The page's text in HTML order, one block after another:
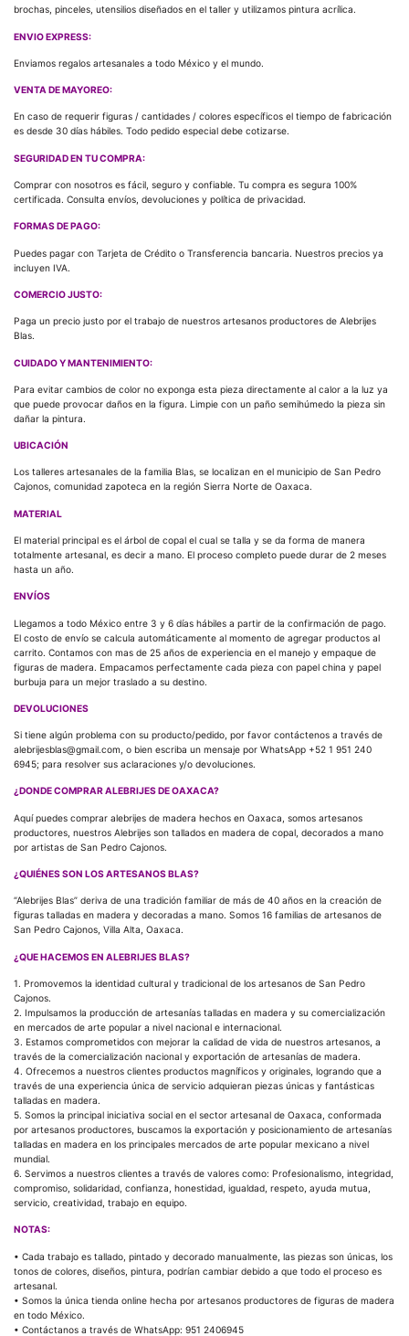
brochas, pinceles, utensilios diseñados en el taller y utilizamos pintura acrílica.
ENVIO EXPRESS:
Enviamos regalos artesanales a todo México y el mundo.
VENTA DE MAYOREO:
En caso de requerir figuras / cantidades / colores específicos el tiempo de fabricación
es desde 30 días hábiles. Todo pedido especial debe cotizarse.
SEGURIDAD EN TU COMPRA:
Comprar con nosotros es fácil, seguro y confiable. Tu compra es segura 100%
certificada. Consulta envíos, devoluciones y política de privacidad.
FORMAS DE PAGO:
Puedes pagar con Tarjeta de Crédito o Transferencia bancaria. Nuestros precios ya
incluyen IVA.
COMERCIO JUSTO:
Paga un precio justo por el trabajo de nuestros artesanos productores de Alebrijes
Blas.
CUIDADO Y MANTENIMIENTO:
Para evitar cambios de color no exponga esta pieza directamente al calor a la luz ya
que puede provocar daños en la figura. Limpie con un paño semihúmedo la pieza sin
dañar la pintura.
UBICACIÓN
Los talleres artesanales de la familia Blas, se localizan en el municipio de San Pedro
Cajonos, comunidad zapoteca en la región Sierra Norte de Oaxaca.
MATERIAL
El material principal es el árbol de copal el cual se talla y se da forma de manera
totalmente artesanal, es decir a mano. El proceso completo puede durar de 2 meses
hasta un año.
ENVÍOS
Llegamos a todo México entre 3 y 6 días hábiles a partir de la confirmación de pago.
El costo de envío se calcula automáticamente al momento de agregar productos al
carrito. Contamos con mas de 25 años de experiencia en el manejo y empaque de
figuras de madera. Empacamos perfectamente cada pieza con papel china y papel
burbuja para un mejor traslado a su destino.
DEVOLUCIONES
Si tiene algún problema con su producto/pedido, por favor contáctenos a través de
alebrijesblas@gmail.com, o bien escriba un mensaje por WhatsApp +52 1 951 240
6945; para resolver sus aclaraciones y/o devoluciones.
¿DONDE COMPRAR ALEBRIJES DE OAXACA?
Aquí puedes comprar alebrijes de madera hechos en Oaxaca, somos artesanos
productores, nuestros Alebrijes son tallados en madera de copal, decorados a mano
por artistas de San Pedro Cajonos.
¿QUIÉNES SON LOS ARTESANOS BLAS?
“Alebrijes Blas” deriva de una tradición familiar de más de 40 años en la creación de
figuras talladas en madera y decoradas a mano. Somos 16 familias de artesanos de
San Pedro Cajonos, Villa Alta, Oaxaca.
¿QUE HACEMOS EN ALEBRIJES BLAS?
1. Promovemos la identidad cultural y tradicional de los artesanos de San Pedro
Cajonos.
2. Impulsamos la producción de artesanías talladas en madera y su comercialización
en mercados de arte popular a nivel nacional e internacional.
3. Estamos comprometidos con mejorar la calidad de vida de nuestros artesanos, a
través de la comercialización nacional y exportación de artesanías de madera.
4. Ofrecemos a nuestros clientes productos magníficos y originales, logrando que a
través de una experiencia única de servicio adquieran piezas únicas y fantásticas
talladas en madera.
5. Somos la principal iniciativa social en el sector artesanal de Oaxaca, conformada
por artesanos productores, buscamos la exportación y posicionamiento de artesanías
talladas en madera en los principales mercados de arte popular mexicano a nivel
mundial.
6. Servimos a nuestros clientes a través de valores como: Profesionalismo, integridad,
compromiso, solidaridad, confianza, honestidad, igualdad, respeto, ayuda mutua,
servicio, creatividad, trabajo en equipo.
NOTAS:
• Cada trabajo es tallado, pintado y decorado manualmente, las piezas son únicas, los
tonos de colores, diseños, pintura, podrían cambiar debido a que todo el proceso es
artesanal.
• Somos la única tienda online hecha por artesanos productores de figuras de madera
en todo México.
• Contáctanos a través de WhatsApp: 951 2406945